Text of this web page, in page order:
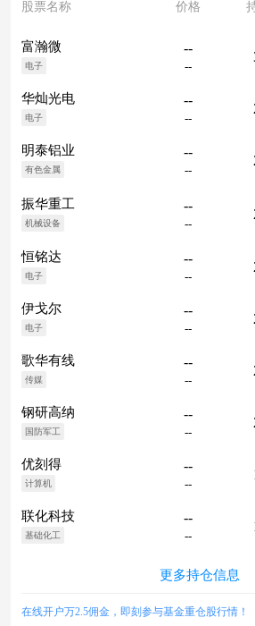
股票名称 价格
富瀚微
电子
--
--
华灿光电
电子
--
--
明泰铝业
有色金属
--
--
振华重工
机械设备
--
--
恒铭达
电子
--
--
伊戈尔
电子
--
--
歌华有线
传媒
--
--
钢研高纳
国防军工
--
--
优刻得
计算机
--
--
联化科技
基础化工
--
--
更多持仓信息
在线开户万2.5佣金，即刻参与基金重仓股行情！